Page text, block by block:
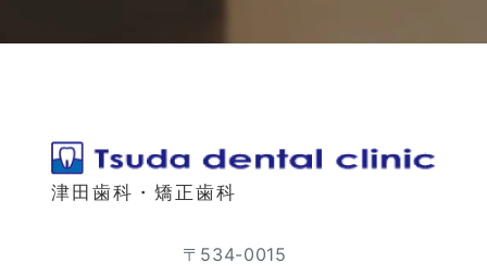
津田歯科・矯正歯科
〒534-0015